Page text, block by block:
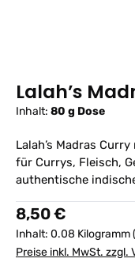
Lalah’s
Inhalt: 80 g Dose
Lalah’s Madras
für Currys, Fleisch,
authentische
Regulärer Preis:
8,50 €
Inhalt: 0.08 Kilogramm
Preise inkl. MwSt. zzgl.